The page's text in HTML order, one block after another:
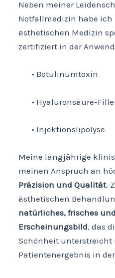
Neben meiner
Notfallmedizin habe
ästhetischen Medizin
zertifiziert in der
• Botulinumtoxin
• Hyaluronsäure-
• Injektionslipolyse
Meine langjährige
meinen Anspruch an
Präzision und Qualität.
ästhetischen
natürliches, frisches
Erscheinungsbild, das
Schönheit unterstreicht
Patientenergebnis in